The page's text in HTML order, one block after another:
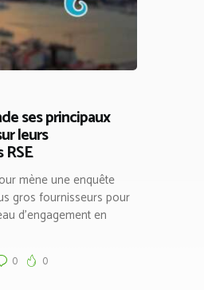
ses principaux
leurs
mène une enquête
gros fournisseurs pour
d’engagement en
0 0